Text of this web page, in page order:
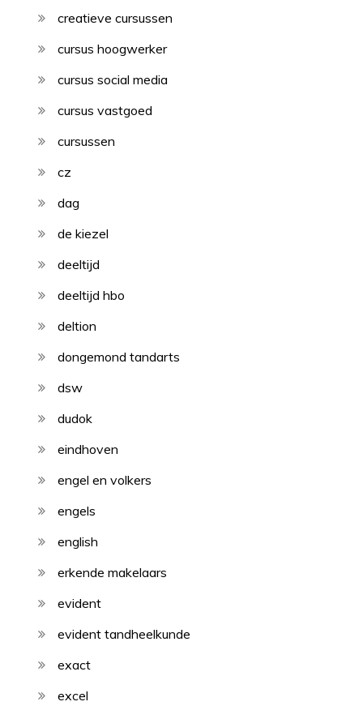
creatieve cursussen
cursus hoogwerker
cursus social media
cursus vastgoed
cursussen
cz
dag
de kiezel
deeltijd
deeltijd hbo
deltion
dongemond tandarts
dsw
dudok
eindhoven
engel en volkers
engels
english
erkende makelaars
evident
evident tandheelkunde
exact
excel